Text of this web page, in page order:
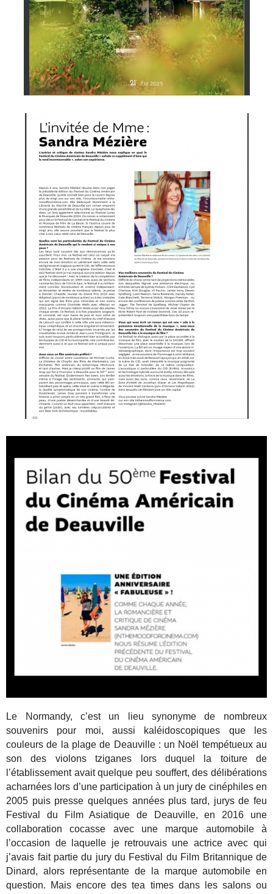
Le Normandy, c’est un lieu synonyme de nombreux
souvenirs pour moi, aussi kaléidoscopiques que les
couleurs de la plage de Deauville : un Noël tempétueux au
son des violons tziganes lors duquel la toiture de
l’établissement avait quelque peu souffert, des délibérations
acharnées lors d’une participation à un jury de cinéphiles en
2005 puis presse quelques années plus tard, jurys de feu
Festival du Film Asiatique de Deauville, en 2016 une
collaboration cocasse avec une marque automobile à
l’occasion de laquelle je retrouvais une actrice avec qui
j’avais fait partie du jury du Festival du Film Britannique de
Dinard, alors représentante de la marque automobile en
question. Mais encore des tea times dans les salons ou